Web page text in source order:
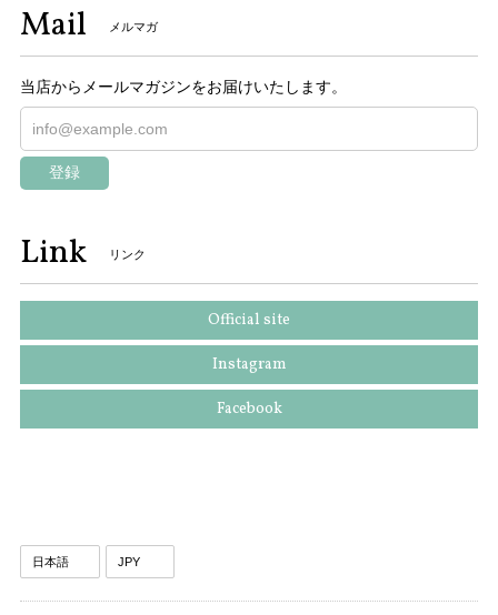
Mail メルマガ
当店からメールマガジンをお届けいたします。
登録
Link リンク
Official site
Instagram
Facebook